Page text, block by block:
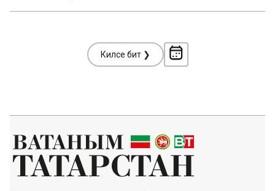
Киләсе бит ❯